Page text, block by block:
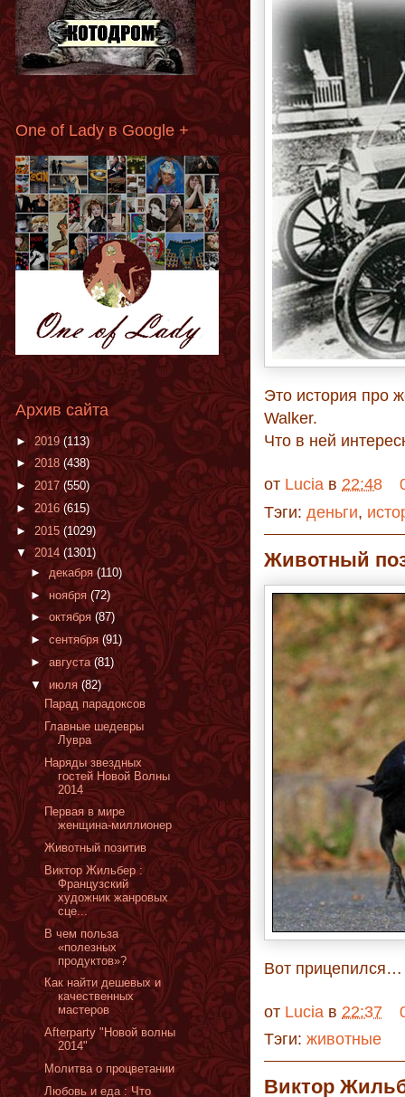
Это история про
Walker.
Что в ней
от Lucia в 22:48
Тэги: деньги,
Животный
Вот
от Lucia в 22:37
Тэги: животные
Виктор
One of Lady в Google +
Архив сайта
► 2019 (113)
►2018 (438)
► 2017 (550)
► 2016(615)
► 2015 (1029)
▼2014 (1301)
► декабря(110)
►ноября (72)
► октября (87)
► сентября (91)
► августа (81)
▼ июля (82)
Парад парадоксов
Главные шедевры
Лувра
Наряды звездных
гостей Новой Волны
2014
Первая в мире
женщина-миллионер
Животный позитив
Виктор Жильбер :
Французский
художник жанровых
сце...
В чем польза
«полезных
продуктов»?
Как найти дешевых и
качественных
мастеров
Afterparty "Новой волны
2014"
Молитва о процветании
Любовь и еда : Что